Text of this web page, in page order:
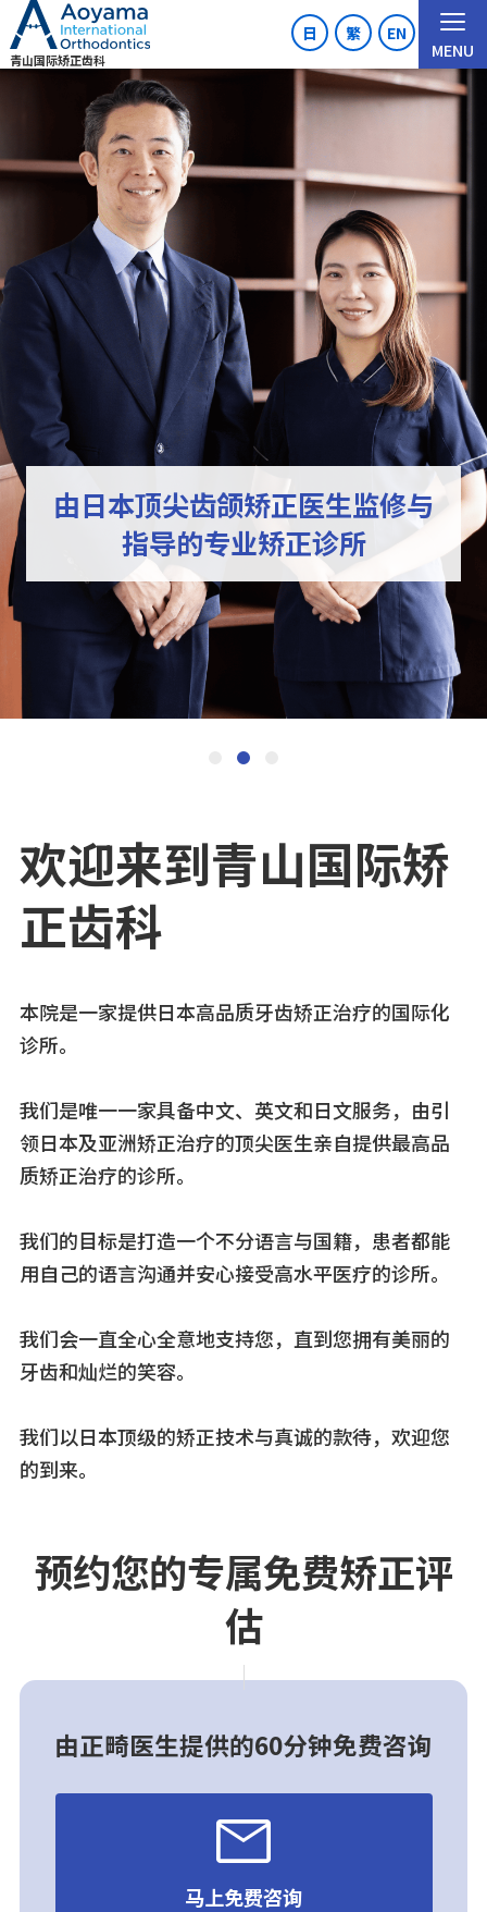
青山国际矫正齿科
日 繁 EN
MENU
日本东京顶尖正畸护理
由日本顶尖齿颌矫正医生监修与
指导的专业矫正诊所
提供与正畸专科医生的免费咨询
服务
欢迎来到青山国际矫
正齿科
本院是一家提供日本高品质牙齿矫正治疗的国际化
诊所。
我们是唯一一家具备中文、英文和日文服务，由引
领日本及亚洲矫正治疗的顶尖医生亲自提供最高品
质矫正治疗的诊所。
我们的目标是打造一个不分语言与国籍，患者都能
用自己的语言沟通并安心接受高水平医疗的诊所。
我们会一直全心全意地支持您，直到您拥有美丽的
牙齿和灿烂的笑容。
我们以日本顶级的矫正技术与真诚的款待，欢迎您
的到来。
预约您的专属免费矫正评
估
由正畸医生提供的60分钟免费咨询
马上免费咨询